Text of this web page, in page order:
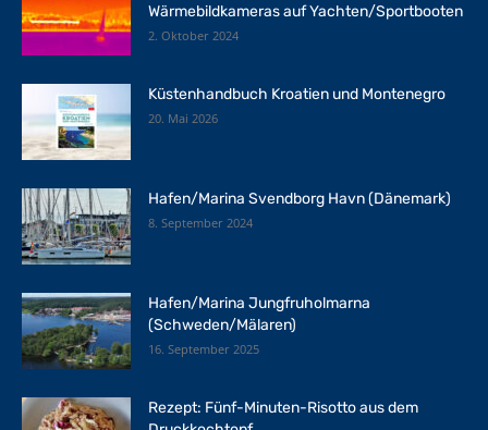
Wärmebildkameras auf Yachten/Sportbooten
2. Oktober 2024
Küstenhandbuch Kroatien und Montenegro
20. Mai 2026
Hafen/Marina Svendborg Havn (Dänemark)
8. September 2024
Hafen/Marina Jungfruholmarna
(Schweden/Mälaren)
16. September 2025
Rezept: Fünf-Minuten-Risotto aus dem